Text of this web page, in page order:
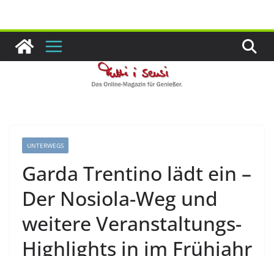
springen
UNTERWEGS
Garda Trentino lädt ein –
Der Nosiola-Weg und
weitere Veranstaltungs-
Highlights in im Frühjahr